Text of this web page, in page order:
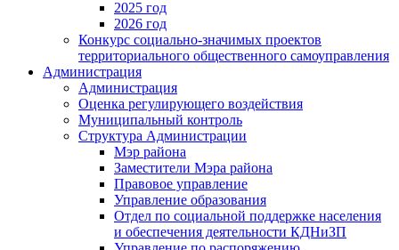
2025 год
2026 год
Конкурс социально-значимых проектов
территориального общественного самоуправления
Администрация
Администрация
Оценка регулирующего воздействия
Муниципальный контроль
Структура Администрации
Мэр района
Заместители Мэра района
Правовое управление
Управление образования
Отдел по социальной поддержке населения
и обеспечения деятельности КДНиЗП